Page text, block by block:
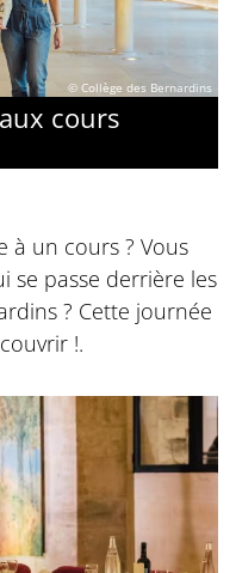
© Collège des Bernardins
cours
à un cours ? Vous
se passe derrière les
? Cette journée
!.